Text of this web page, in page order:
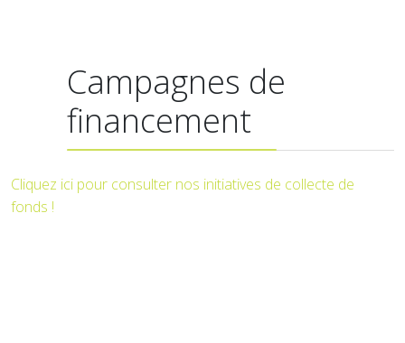
Campagnes de
financement
Cliquez ici pour consulter nos initiatives de collecte de
fonds !